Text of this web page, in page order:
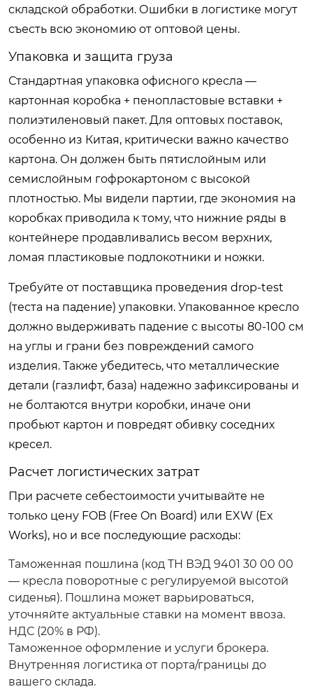
складской обработки. Ошибки в логистике могут
съесть всю экономию от оптовой цены.
Упаковка и защита груза
Стандартная упаковка офисного кресла —
картонная коробка + пенопластовые вставки +
полиэтиленовый пакет. Для оптовых поставок,
особенно из Китая, критически важно качество
картона. Он должен быть пятислойным или
семислойным гофрокартоном с высокой
плотностью. Мы видели партии, где экономия на
коробках приводила к тому, что нижние ряды в
контейнере продавливались весом верхних,
ломая пластиковые подлокотники и ножки.
Требуйте от поставщика проведения drop-test
(теста на падение) упаковки. Упакованное кресло
должно выдерживать падение с высоты 80-100 см
на углы и грани без повреждений самого
изделия. Также убедитесь, что металлические
детали (газлифт, база) надежно зафиксированы и
не болтаются внутри коробки, иначе они
пробьют картон и повредят обивку соседних
кресел.
Расчет логистических затрат
При расчете себестоимости учитывайте не
только цену FOB (Free On Board) или EXW (Ex
Works), но и все последующие расходы:
Таможенная пошлина (код ТН ВЭД 9401 30 00 00
— кресла поворотные с регулируемой высотой
сиденья). Пошлина может варьироваться,
уточняйте актуальные ставки на момент ввоза.
НДС (20% в РФ).
Таможенное оформление и услуги брокера.
Внутренняя логистика от порта/границы до
вашего склада.